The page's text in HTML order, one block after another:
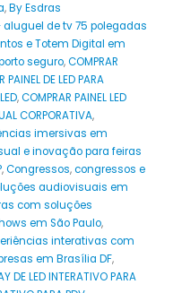
,By Esdras
de tv 75 polegadas
e Totem Digital em
seguro,COMPRAR
PAINEL DE LED PARA
,COMPRAR PAINEL LED
CORPORATIVA,
imersivas em
e inovação para feiras
,Congressos,congressos e
audiovisuais em
com soluções
em São Paulo,
interativas com
em Brasília DF,
DE LED INTERATIVO PARA